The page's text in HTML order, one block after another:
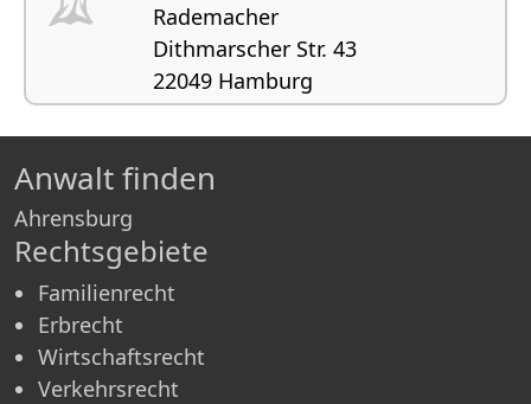
Rademacher
Dithmarscher Str. 43
22049 Hamburg
Zivilrecht, Grundstücksrecht und
Immobilienrecht
Anwalt finden
Ahrensburg
Rechtsgebiete
Familienrecht
Erbrecht
Wirtschaftsrecht
Verkehrsrecht